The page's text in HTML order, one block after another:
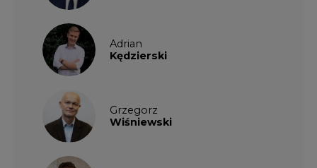
Adrian
Kędzierski
Grzegorz
Wiśniewski